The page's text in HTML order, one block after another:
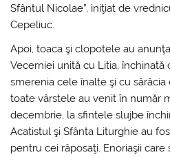
Sfântul Nicolae”, iniţiat de
Cepeliuc.
Apoi, toaca şi clopotele au
Vecerniei unită cu Litia, închinată
smerenia cele înalte şi cu sărăcia
toate vârstele au venit în număr
decembrie, la sfintele slujbe
Acatistul şi Sfânta Liturghie au
pentru cei răposaţi. Enoriaşii care